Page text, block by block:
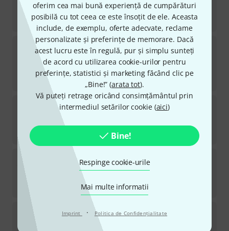
oferim cea mai bună experiență de cumpărături
posibilă cu tot ceea ce este însoțit de ele. Aceasta
include, de exemplu, oferte adecvate, reclame
personalizate și preferințe de memorare. Dacă
acest lucru este în regulă, pur și simplu sunteți
de acord cu utilizarea cookie-urilor pentru
preferințe, statistici și marketing făcând clic pe
„Bine!” (arata tot).
Vă puteți retrage oricând consimțământul prin
intermediul setărilor cookie (aici)
Bine!
Respinge cookie-urile
Mai multe informatii
Imprint · Politica de Confidenţialitate
în stoc
16,30lei
K&M13500 Percussion table
110
TOP SELLER
în stoc
429 lei
K&M
în stoc
K&M
156
în stoc
lei
K&M 18811 Black
273